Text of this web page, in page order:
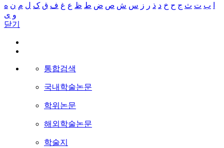
ب ت ث ج ح خ د ذ ر ز س ش ص ض ط ظ ع غ ف ق ک ل م ن ه
و ی
닫기
통합검색
국내학술논문
학위논문
해외학술논문
학술지